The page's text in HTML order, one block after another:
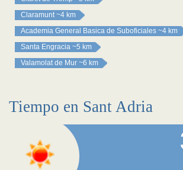
Claramunt ~4 km
Academia General Basica de Suboficiales ~4 km
Santa Engracia ~5 km
Valamolat de Mur ~6 km
Tiempo en Sant Adria